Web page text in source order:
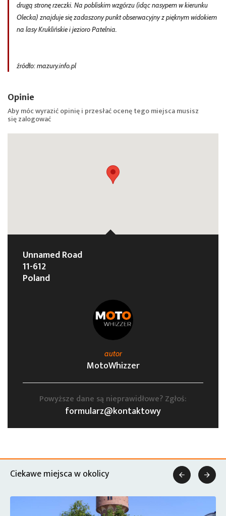
drugą stronę rzeczki. Na pobliskim wzgórzu (idąc nasypem w kierunku
Olecka) znajduje się zadaszony punkt obserwacyjny z pięknym widokiem
na lasy Kruklińskie i jezioro Patelnia.
źródło: mazury.info.pl
Opinie
Aby móc wyrazić opinię i przesłać ocenę tego miejsca musisz
sięzalogować
Unnamed Road
11-612
Poland
autor
MotoWhizzer
Powyższe dane są nieprawidłowe? Zgłoś:
formularz@kontaktowy
Ciekawe miejsca w okolicy  